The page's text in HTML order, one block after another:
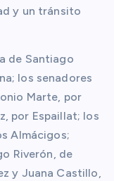
y un tránsito
de Santiago
los senadores
Marte, por
por Espaillat; los
Almácigos;
Riverón, de
y Juana Castillo,